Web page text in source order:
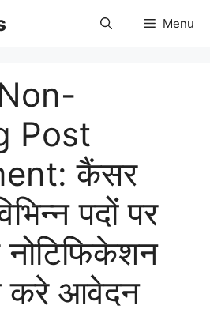
Menu
Post
कैंसर
पदों पर
नोटिफिकेशन
करे आवेदन